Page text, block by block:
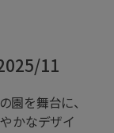
11
を舞台に、
かなデザイ